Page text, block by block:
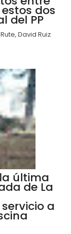
dos
del PP
David Ruiz
última
de La
a